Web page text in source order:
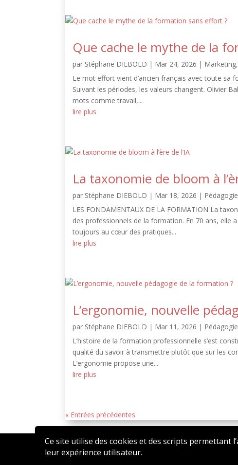
Ce site utilise des cookies et des scripts permettant
leur expérience utilisateur.
Que cache le mythe de la
par Stéphane DIEBOLD | Mar 24, 2026 | Marketing,
Le mot effort vient d’ancien français avec toute sa
Suivant les périodes, les valeurs changent. Olivier
mots comme travail,...
lire plus
La taxonomie de bloom à
par Stéphane DIEBOLD | Mar 18, 2026 | Pédagogie
LES FONDAMENTAUX DE LA FORMATION La
des professionnels de la formation. En 70 ans, elle
toujours au cœur des pratiques...
lire plus
L’ergonomie, nouvelle
par Stéphane DIEBOLD | Mar 11, 2026 | Pédagogie
L’histoire de la formation professionnelle s’est
qualité du savoir à transmettre plutôt que sur les
L’ergonomie propose une...
lire plus
« Entrées précédentes
2020 © AFFEN – Réalisé par